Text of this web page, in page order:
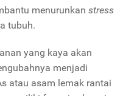
menurunkan stress
tubuh.
yang kaya akan
menjadi
atau asam lemak rantai